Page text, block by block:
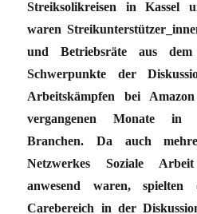
Streiksolikreisen in Kassel
waren
und Betriebsräte aus dem
Schwerpunkte der
Arbeitskämpfen bei
vergangenen Monate in
Branchen. Da auch
Netzwerkes Soziale
anwesend waren,
Carebereich in der